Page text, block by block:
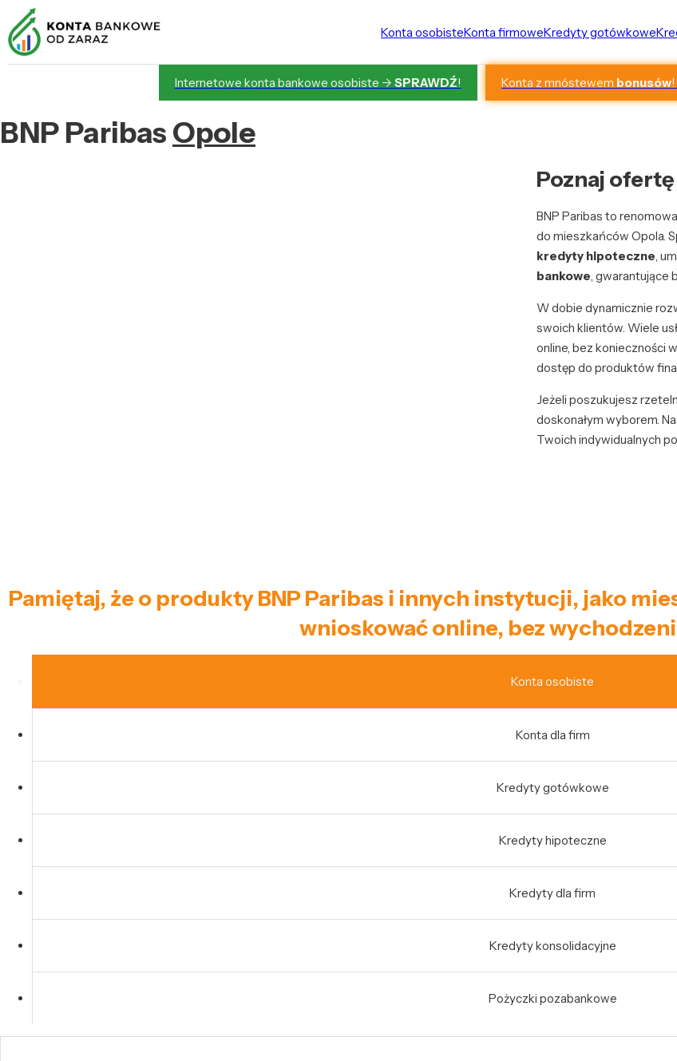
Konta osobisteKonta firmoweKredyty gotówkowe
Internetowe konta bankowe osobiste -> SPRAWDŹ! Konta z mnóstewem bonusów
BNP Paribas Opole
Poznaj
BNP Paribas to
do mieszkańców Opola.
kredyty hipoteczne,
bankowe, gwarantujące
W dobie dynamicznie
swoich klientów. Wiele
online, bez konieczności
dostęp do produktów
Jeżeli poszukujesz
doskonałym wyborem.
Twoich indywidualnych
Pamiętaj, że o produkty BNP Paribas i innych instytucji, jako
wnioskować online, bez
Konta osobiste
Konta dla firm
Kredyty gotówkowe
Kredyty hipoteczne
Kredyty dla firm
Kredyty konsolidacyjne
Pożyczki pozabankowe